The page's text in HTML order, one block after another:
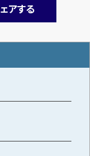
伝えいたします
アする